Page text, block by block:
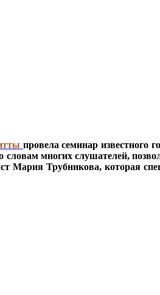
провела семинар известного
многих слушателей,
Мария Трубникова, которая